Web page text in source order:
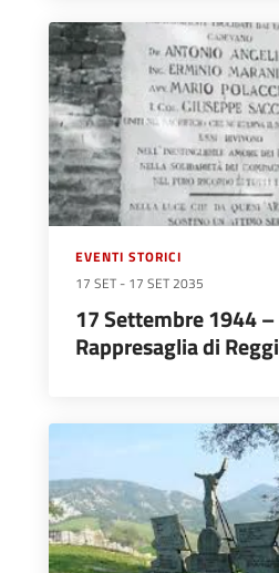
EVENTI STORICI
17 SET - 17 SET 2035
17 Settembre 1944 –
Rappresaglia di